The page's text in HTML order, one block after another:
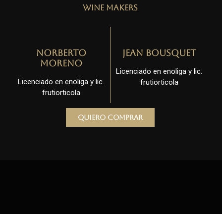
Wine Makers
Norberto
Moreno
Licenciado en enoliga y lic.
frutiorticola
Jean Bousquet
Licenciado en enoliga y lic.
frutiorticola
Quiero comprar